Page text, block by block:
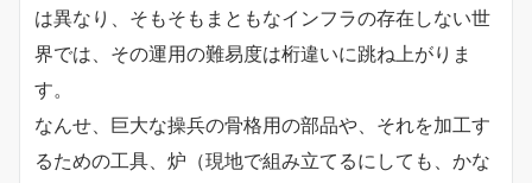
は異なり、そもそもまともなインフラの存在しない世
界では、その運用の難易度は桁違いに跳ね上がりま
す。
なんせ、巨大な操兵の骨格用の部品や、それを加工す
るための工具、炉（現地で組み立てるにしても、かな